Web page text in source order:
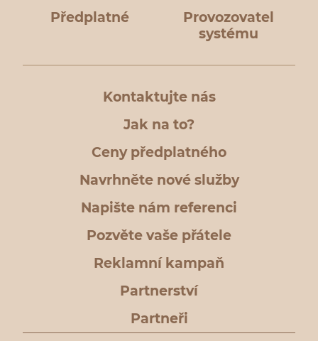
Předplatné
Provozovatel
systému
Kontaktujte nás
Jak na to?
Ceny předplatného
Navrhněte nové služby
Napište nám referenci
Pozvěte vaše přátele
Reklamní kampaň
Partnerství
Partneři